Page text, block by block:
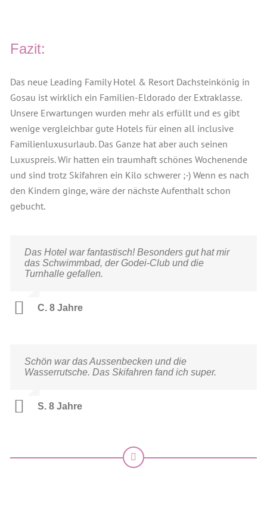
Fazit:
Das neue Leading Family Hotel & Resort Dachsteinkönig in
Gosau ist wirklich ein Familien-Eldorado der Extraklasse.
Unsere Erwartungen wurden mehr als erfüllt und es gibt
wenige vergleichbar gute Hotels für einen all inclusive
Familienluxusurlaub. Das Ganze hat aber auch seinen
Luxuspreis. Wir hatten ein traumhaft schönes Wochenende
und sind trotz Skifahren ein Kilo schwerer ;-) Wenn es nach
den Kindern ginge, wäre der nächste Aufenthalt schon
gebucht.
Das Hotel war fantastisch! Besonders gut hat mir
das Schwimmbad, der Godei-Club und die
Turnhalle gefallen.
C. 8 Jahre
Der Urlaub war total cool! Mir hat unser Zimmer,
das Baden und die Sauna mit Mama gefallen. Das
Essen hat mir sehr gut geschmeckt.
A. 5 Jahre
Das Schwimmen und Schlittenfahren mit Mama war
toll.
Schön war das Aussenbecken und die
Wasserrutsche. Das Skifahren fand ich super.
S. 8 Jahre
Das Wii spielen fand ich toll und den
Sternenhimmel beim Einschlafen.
Y. 4 Jahre